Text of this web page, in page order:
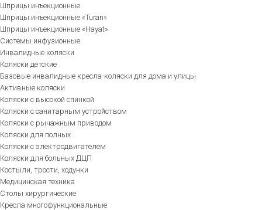
Шприцы инъекционные
Шприцы инъекционные «Turan»
Шприцы инъекционные «Hayat»
Системы инфузионные
Инвалидные коляски
Коляски детские
Базовые инвалидные кресла-коляски для дома и улицы
Активные коляски
Коляски с высокой спинкой
Коляски с санитарным устройством
Коляски с рычажным приводом
Коляски для полных
Коляски с электродвигателем
Коляски для больных ДЦП
Костыли, трости, ходунки
Медицинская техника
Столы хирургические
Кресла многофункциональные